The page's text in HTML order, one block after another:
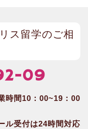
ス留学のご相
09
時間10：00~19：00
ル受付は24時間対応